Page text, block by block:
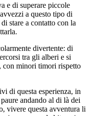
e di superare piccole
a questo tipo di
stare a contatto con la
divertente: di
tra gli alberi e si
con minori timori rispetto
di questa esperienza, in
andando al di là dei
vivere questa avventura li